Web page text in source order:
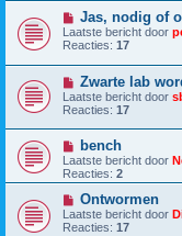
Jas, nodig of
Laatste bericht door
Reacties: 17
Zwarte lab
Laatste bericht door
Reacties: 17
bench
Laatste bericht door
Reacties: 2
Ontwormen
Laatste bericht door
Reacties: 17